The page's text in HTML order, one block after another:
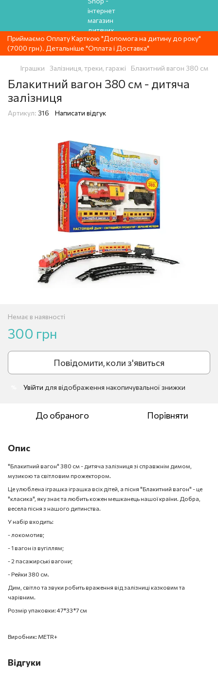
Приймаємо Оплату Карткою "Допомога на дитину до року"
(7000 грн). Детальніше "Оплата і Доставка"
Іграшки Залізниця, треки, гаражі Блакитний вагон 380 см
Блакитний вагон 380 см - дитяча
залізниця
Артикул: 316 Написати відгук
Немає в наявності
300 грн
Повідомити, коли з'явиться
Увійти для відображення накопичувальної знижки
До обраного Порівняти
Опис
"Блакитний вагон" 380 см - дитяча залізниця зі справжнім димом,
музикою та світловим прожектором.
Це улюблена іграшка іграшка всіх дітей, а пісня "Блакитний вагон" - це
"класика", яку знає та любить кожен мешканець нашої країни. Добра,
весела пісня з нашого дитинства.
У набір входить:
- локомотив;
- 1 вагон із вугіллям;
- 2 пасажирські вагони;
- Рейки 380 см.
Дим, світло та звуки робить враження від залізниці казковим та
чарівним.
Розмір упаковки: 47*33*7 см
Виробник: METR+
Відгуки